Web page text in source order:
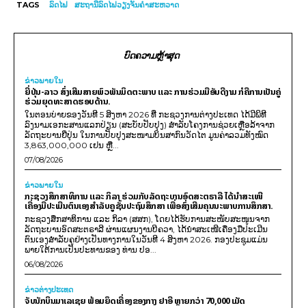
TAGS ລົດໄຟ ສະຖານີລົດໄຟວຽງຈັນຄຳສະຫວາດ
ບົດຄວາມຫຼ້າສຸດ
ຂ່າວພາຍ​ໃນ
ຍີ່ປຸ່ນ-ລາວ ສົ່ງເສີມສາຍພົວພັນມິດຕະພາບ ແລະ ການຮ່ວມມືອັນດີງາມ ກໍຄືການເປັນຄູ່
ຮ່ວມຍຸດທະສາດຮອບດ້ານ.
ໃນຕອນບ່າຍຂອງວັນທີ 5 ສິງຫາ 2026 ທີ່ ກະຊວງການຕ່າງປະເທດ ໄດ້ມີພິທີ
ລົງນາມເອກະສານແລກປ່ຽນ (ສະບັບປັບປຸງ) ສໍາລັບໂຄງການຊ່ວຍເຫຼືອລ້າຈາກ
ລັດຖະບານຍີ່ປຸ່ນ ໃນການປັບປຸງສະໜາມບິນສາກົນວັດໄຕ ມູນຄ່າລວມທັງໝົດ
3,863,000,000 ເຢນ ຫຼື...
07/08/2026
ຂ່າວພາຍ​ໃນ
ກະຊວງສຶກສາທິການ ແລະ ກິລາ ຮ່ວມກັບລັດຖະບານອົດສະຕຣາລີ ໄດ້ນຳສະເໜີ
ເຄື່ອງມືປະເມີນຕົນເອງສຳລັບຄູຊັ້ນປະຖົມສຶກສາ ເພື່ອສົ່ງເສີມຄຸນນະພາບການສຶກສາ.
ກະຊວງສຶກສາທິການ ແລະ ກິລາ (ສສກ), ໂດຍໄດ້ຮັບການສະໜັບສະໜູນຈາກ
ລັດຖະບານອົດສະຕຣາລີ ຜ່ານແຜນງານບີຄວາ, ໄດ້ນຳສະເໜີເຄື່ອງມືປະເມີນ
ຕົນເອງສຳລັບຄູຢ່າງເປັນທາງການໃນວັນທີ 4 ສິງຫາ 2026. ກອງປະຊຸມແມ່ນ
ພາຍໃຕ້ການເປັນປະທານຂອງ ທ່ານ ປອ...
06/08/2026
ຂ່າວຕ່າງປະເທດ
ຈັບນັກບິນມາເລເຊຍ ພ້ອມຍຶດເຄື່ອງຂອງກາງ ຢາອີ ຫຼາຍກວ່າ 70,000 ເມັດ